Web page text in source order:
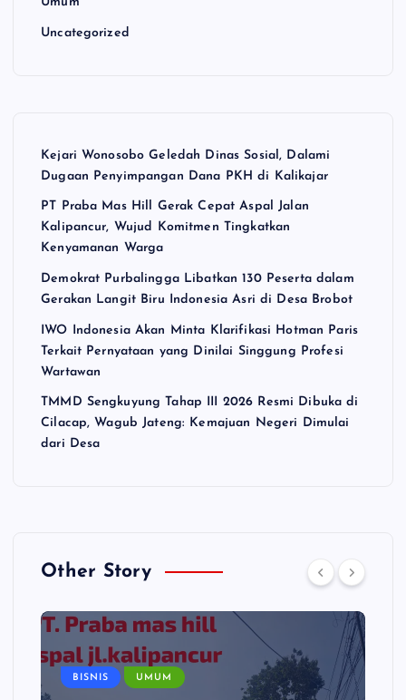
Uncategorized
Kejari Wonosobo Geledah Dinas Sosial, Dalami
Dugaan Penyimpangan Dana PKH di Kalikajar
PT Praba Mas Hill Gerak Cepat Aspal Jalan
Kalipancur, Wujud Komitmen Tingkatkan
Kenyamanan Warga
Demokrat Purbalingga Libatkan 130 Peserta dalam
Gerakan Langit Biru Indonesia Asri di Desa Brobot
IWO Indonesia Akan Minta Klarifikasi Hotman Paris
Terkait Pernyataan yang Dinilai Singgung Profesi
Wartawan
TMMD Sengkuyung Tahap III 2026 Resmi Dibuka di
Cilacap, Wagub Jateng: Kemajuan Negeri Dimulai
dari Desa
Other Story
BISNIS UMUM